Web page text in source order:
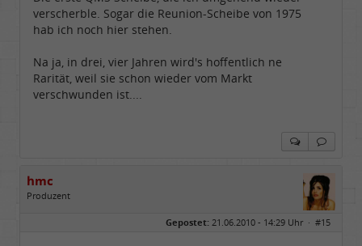
verscherble. Sogar die Reunion-Scheibe von 1975
hab ich noch hier stehen.
Na ja, in drei, vier Jahren wird's hoffentlich ne
Rarität, weil sie schon wieder vom Markt
verschwunden ist....
hmc
Produzent
Gepostet: 21.06.2010 - 14:29 Uhr · #15